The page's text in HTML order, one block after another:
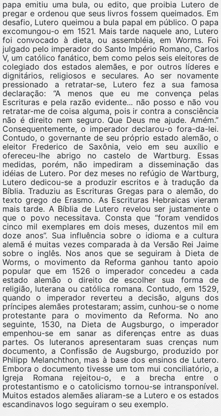
papa emitiu uma bula, ou edito, que proibia Lutero de
pregar e ordenou que seus livros fossem queimados. Em
desafio, Lutero queimou a bula papal em público. O papa
excomungou-o em 1521. Mais tarde naquele ano, Lutero
foi convocado à dieta, ou assembléia, em Worms. Foi
julgado pelo imperador do Santo Império Romano, Carlos
V, um católico fanático, bem como pelos seis eleitores de
colegiado dos estados alemães, e por outros líderes e
dignitários, religiosos e seculares. Ao ser novamente
pressionado a retratar-se, Lutero fez a sua famosa
declaração: “A menos que eu me convença pelas
Escrituras e pela razão evidente... não posso e não vou
retratar-me de coisa alguma, pois ir contra a consciência
não é direito nem seguro. Que Deus me ajude. Amém.”
Consequentemente, o imperador declarou-o fora-da-lei.
Contudo, o governante de seu próprio estado alemão, o
eleitor Frederico de Saxônia, veio em seu auxílio e
ofereceu-lhe abrigo no castelo de Wartburg. Essas
medidas, porém, não impediram a disseminação das
idéias de Lutero. Por dez meses no refúgio de Wartburg,
Lutero dedicou-se a produzir escritos e à tradução da
Bíblia. Traduziu as Escrituras Gregas para o alemão, do
texto grego de Erasmo. As Escrituras Hebraicas vieram
mais tarde. A Bíblia de Lutero revelou ser justamente o
que o povo necessitava. Consta que “foram vendidos
cinco mil exemplares em dois meses, duzentos mil em
doze anos”. Sua influência sobre o idioma e a cultura
alemã é muitas vezes comparada à da Versão Rei Jaime
sobre o inglês. Nos anos que se seguiram à Dieta de
Worms, o movimento da Reforma ganhou tanto apoio
popular que em 1526 o imperador concedeu a cada
estado alemão o direito de escolher sua forma de
religião, luterana ou católica romana. Contudo, em 1529,
quando o imperador reverteu a decisão, alguns dos
príncipes alemães protestaram; assim, cunhou-se o nome
protestante para o movimento da Reforma. No ano
seguinte, 1530, na Dieta de Augsburgo, o imperador
empenhou-se em sanar as diferenças entre as duas
partes. Os luteranos apresentaram suas crenças num
documento, a Confissão de Augsburgo, produzido por
Philipp Melanchthon, mas à base dos ensinos de Lutero.
Embora o documento tivesse um tom mui conciliatório, a
Igreja Romana rejeitou-o, e a brecha entre o
protestantismo e o catolicismo tornou-se intransponível.
Muitos estados alemães aliaram-se a Lutero e os estados
escandinavos logo seguiram o seu exemplo.